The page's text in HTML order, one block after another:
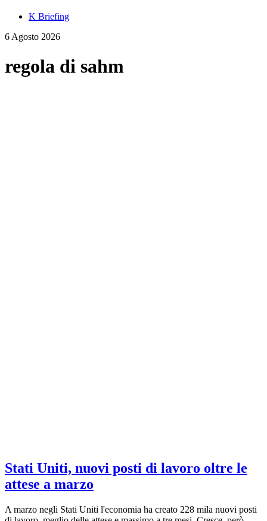
K Briefing
6 Agosto 2026
regola di sahm
Stati Uniti, nuovi posti di lavoro oltre le
attese a marzo
A marzo negli Stati Uniti l'economia ha creato 228 mila nuovi posti